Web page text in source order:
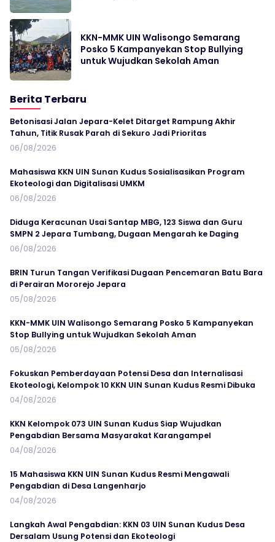
KKN-MMK UIN Walisongo Semarang
Posko 5 Kampanyekan Stop Bullying
untuk Wujudkan Sekolah Aman
Berita Terbaru
Betonisasi Jalan Jepara-Kelet Ditarget Rampung Akhir
Tahun, Titik Rusak Parah di Sekuro Jadi Prioritas
06/08/2026
Mahasiswa KKN UIN Sunan Kudus Sosialisasikan Program
Ekoteologi dan Digitalisasi UMKM
06/08/2026
Diduga Keracunan Usai Santap MBG, 123 Siswa dan Guru
SMPN 2 Jepara Tumbang, Dugaan Mengarah ke Daging
06/08/2026
BRIN Turun Tangan Verifikasi Dugaan Pencemaran Batu Bara
di Perairan Mororejo Jepara
05/08/2026
KKN-MMK UIN Walisongo Semarang Posko 5 Kampanyekan
Stop Bullying untuk Wujudkan Sekolah Aman
05/08/2026
Fokuskan Pemberdayaan Potensi Desa dan Internalisasi
Ekoteologi, Kelompok 10 KKN UIN Sunan Kudus Resmi Dibuka
04/08/2026
KKN Kelompok 073 UIN Sunan Kudus Siap Wujudkan
Pengabdian Bersama Masyarakat Karangampel
04/08/2026
15 Mahasiswa KKN UIN Sunan Kudus Resmi Mengawali
Pengabdian di Desa Langenharjo
04/08/2026
Langkah Awal Pengabdian: KKN 03 UIN Sunan Kudus Desa
Dersalam Usung Potensi dan Ekoteologi